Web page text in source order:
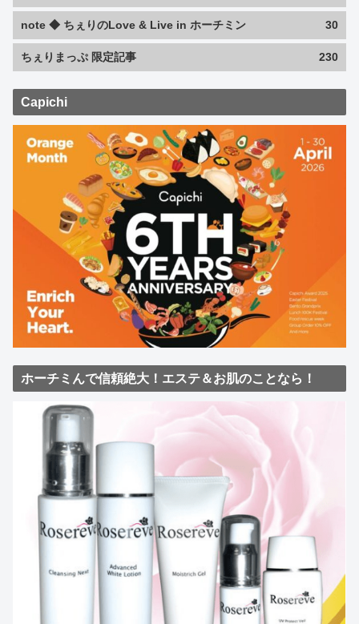
note ◆ ちぇりのLove & Live in ホーチミン 30
ちぇりまっぷ 限定記事 230
Capichi
ホーチミんで信頼絶大！エステ＆お肌のことなら！